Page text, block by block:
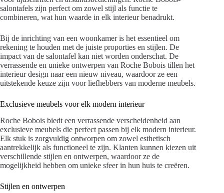
salontafels zijn perfect om zowel stijl als functie te
combineren, wat hun waarde in elk interieur benadrukt.
Bij de inrichting van een woonkamer is het essentieel om
rekening te houden met de juiste proporties en stijlen. De
impact van de salontafel kan niet worden onderschat. De
verrassende en unieke ontwerpen van Roche Bobois tillen het
interieur design naar een nieuw niveau, waardoor ze een
uitstekende keuze zijn voor liefhebbers van moderne meubels.
Exclusieve meubels voor elk modern interieur
Roche Bobois biedt een verrassende verscheidenheid aan
exclusieve meubels die perfect passen bij elk modern interieur.
Elk stuk is zorgvuldig ontworpen om zowel esthetisch
aantrekkelijk als functioneel te zijn. Klanten kunnen kiezen uit
verschillende stijlen en ontwerpen, waardoor ze de
mogelijkheid hebben om unieke sfeer in hun huis te creëren.
Stijlen en ontwerpen